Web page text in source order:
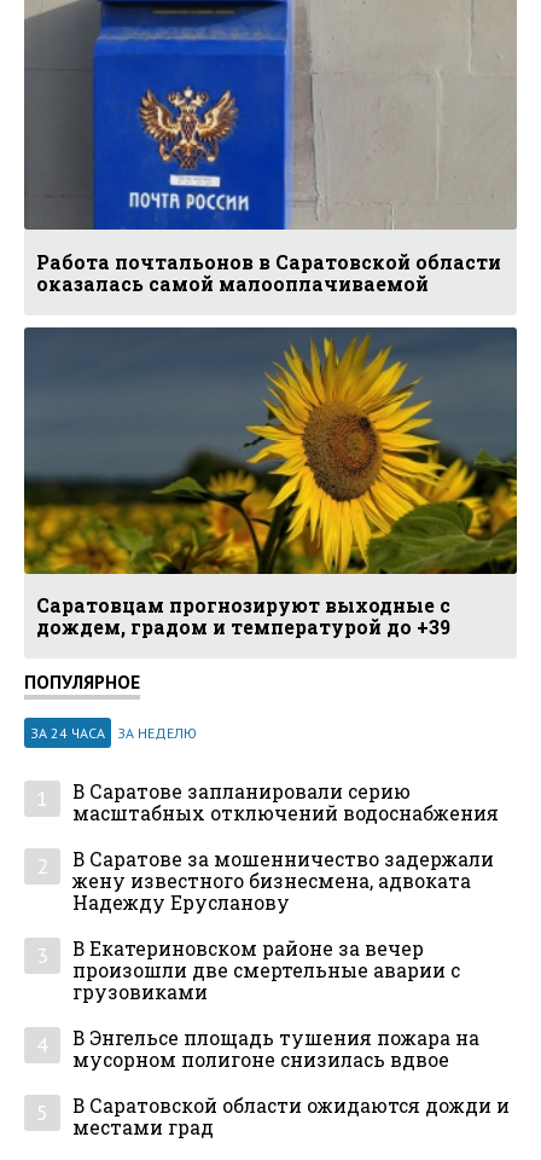
Работа почтальонов в Саратовской области
оказалась самой малооплачиваемой
Саратовцам прогнозируют выходные с
дождем, градом и температурой до +39
ПОПУЛЯРНОЕ
ЗА 24 ЧАСА ЗА НЕДЕЛЮ
1
В Саратове запланировали серию
масштабных отключений водоснабжения
2
В Саратове за мошенничество задержали
жену известного бизнесмена, адвоката
Надежду Ерусланову
3
В Екатериновском районе за вечер
произошли две смертельные аварии с
грузовиками
4
В Энгельсе площадь тушения пожара на
мусорном полигоне снизилась вдвое
5
В Саратовской области ожидаются дожди и
местами град